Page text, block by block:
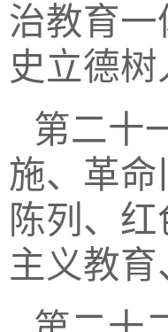
治教育
史立德
第二十
施、革
陈列、
主义教